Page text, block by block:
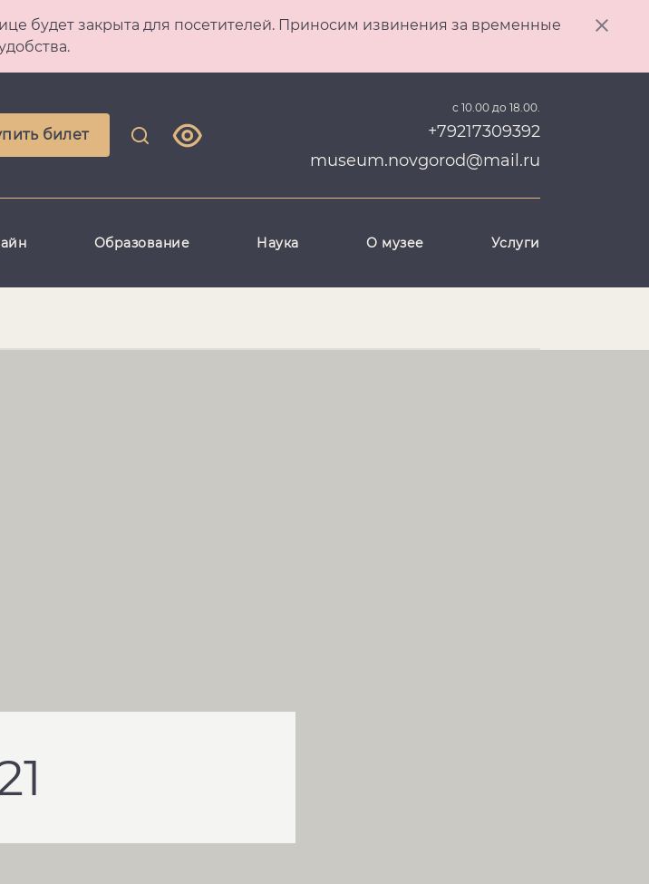
будет закрыта для посетителей. Приносим извинения за временные
билет
с 10.00 до 18.00.
+79217309392
museum.novgorod@mail.ru
Образование Наука О музее Услуги